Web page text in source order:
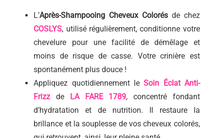
L’Après-Shampooing Cheveux Colorés de chez
COSLYS, utilisé régulièrement, conditionne votre
chevelure pour une facilité de démêlage et
moins de risque de casse. Votre crinière est
spontanément plus douce !
Appliquez quotidiennement leSoin Éclat Anti-
Frizz de LA FARE 1789, concentré fondant
d’hydratation et de nutrition. Il restaure la
brillance et la souplesse de vos cheveux colorés,